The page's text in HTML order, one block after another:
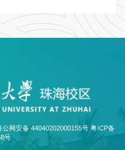
网安备 44040202000155号 粤ICP备
号